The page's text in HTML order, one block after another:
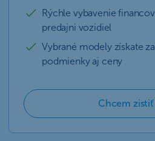
Rýchle vybavenie
predajni vozidiel
Vybrané modely získate
podmienky aj ceny
Chcem zistiť